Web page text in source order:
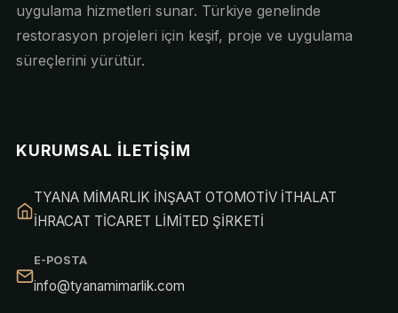
uygulama hizmetleri sunar. Türkiye genelinde
restorasyon projeleri için keşif, proje ve uygulama
süreçlerini yürütür.
KURUMSAL İLETIŞIM
TYANA MİMARLIK İNŞAAT OTOMOTİV İTHALAT
İHRACAT TİCARET LİMİTED ŞİRKETİ
E-POSTA
info@tyanamimarlik.com